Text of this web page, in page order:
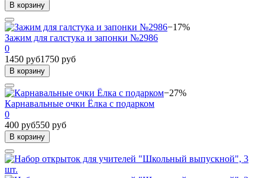
В корзину
−17%
Зажим для галстука и запонки №2986
0
1450 руб1750 руб
В корзину
−27%
Карнавальные очки Ёлка с подарком
0
400 руб550 руб
В корзину